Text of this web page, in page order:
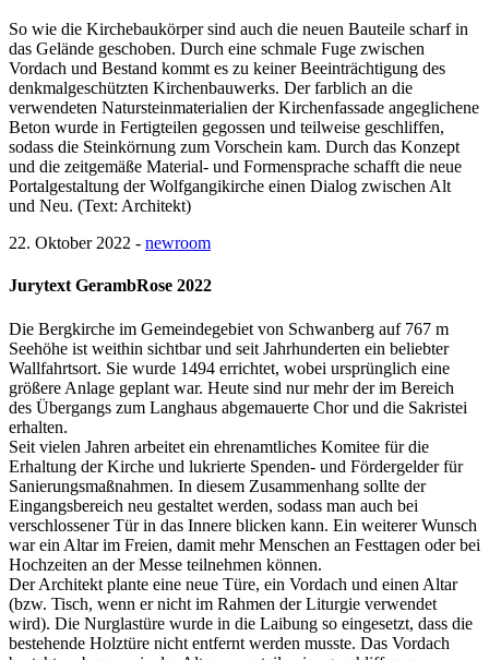
So wie die Kirchebaukörper sind auch die neuen Bauteile scharf in
das Gelände geschoben. Durch eine schmale Fuge zwischen
Vordach und Bestand kommt es zu keiner Beeinträchtigung des
denkmalgeschützten Kirchenbauwerks. Der farblich an die
verwendeten Natursteinmaterialien der Kirchenfassade angeglichene
Beton wurde in Fertigteilen gegossen und teilweise geschliffen,
sodass die Steinkörnung zum Vorschein kam. Durch das Konzept
und die zeitgemäße Material- und Formensprache schafft die neue
Portalgestaltung der Wolfgangikirche einen Dialog zwischen Alt
und Neu. (Text: Architekt)
22. Oktober 2022 - newroom
Jurytext GerambRose 2022
Die Bergkirche im Gemeindegebiet von Schwanberg auf 767 m
Seehöhe ist weithin sichtbar und seit Jahrhunderten ein beliebter
Wallfahrtsort. Sie wurde 1494 errichtet, wobei ursprünglich eine
größere Anlage geplant war. Heute sind nur mehr der im Bereich
des Übergangs zum Langhaus abgemauerte Chor und die Sakristei
erhalten.
Seit vielen Jahren arbeitet ein ehrenamtliches Komitee für die
Erhaltung der Kirche und lukrierte Spenden- und Fördergelder für
Sanierungsmaßnahmen. In diesem Zusammenhang sollte der
Eingangsbereich neu gestaltet werden, sodass man auch bei
verschlossener Tür in das Innere blicken kann. Ein weiterer Wunsch
war ein Altar im Freien, damit mehr Menschen an Festtagen oder bei
Hochzeiten an der Messe teilnehmen können.
Der Architekt plante eine neue Türe, ein Vordach und einen Altar
(bzw. Tisch, wenn er nicht im Rahmen der Liturgie verwendet
wird). Die Nurglastüre wurde in die Laibung so eingesetzt, dass die
bestehende Holztüre nicht entfernt werden musste. Das Vordach